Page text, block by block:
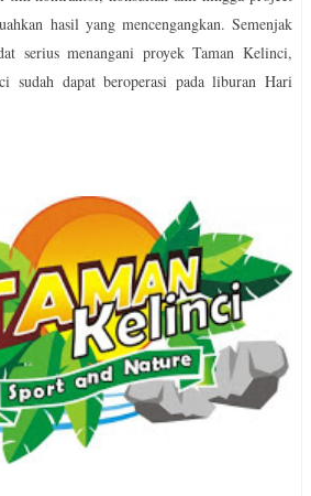
hasil yang mencengangkan. Semenjak
serius menangani proyek Taman Kelinci,
sudah dapat beroperasi pada liburan Hari